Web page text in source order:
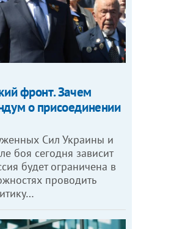
фронт. Зачем
о присоединении
Сил Украины и
боя сегодня зависит
будет ограничена в
проводить